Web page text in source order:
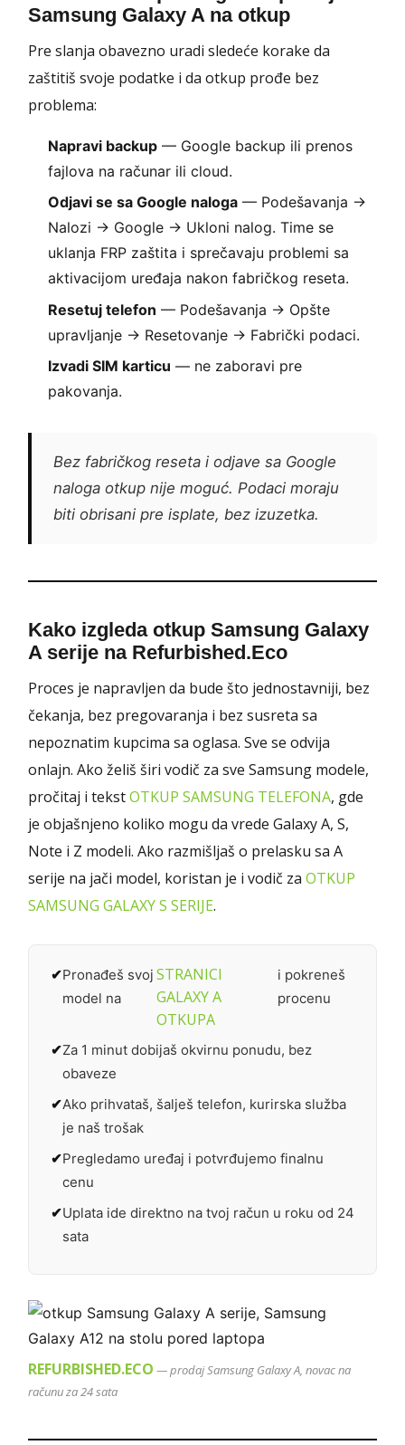
Samsung Galaxy A na otkup
Pre slanja obavezno uradi sledeće korake da
zaštitiš svoje podatke i da otkup prođe bez
problema:
Napravi backup — Google backup ili prenos
fajlova na računar ili cloud.
Odjavi se sa Google naloga — Podešavanja →
Nalozi → Google → Ukloni nalog. Time se
uklanja FRP zaštita i sprečavaju problemi sa
aktivacijom uređaja nakon fabričkog reseta.
Resetuj telefon — Podešavanja → Opšte
upravljanje → Resetovanje → Fabrički podaci.
Izvadi SIM karticu — ne zaboravi pre
pakovanja.
Bez fabričkog reseta i odjave sa Google
naloga otkup nije moguć. Podaci moraju
biti obrisani pre isplate, bez izuzetka.
Kako izgleda otkup Samsung Galaxy
A serije na Refurbished.Eco
Proces je napravljen da bude što jednostavniji, bez
čekanja, bez pregovaranja i bez susreta sa
nepoznatim kupcima sa oglasa. Sve se odvija
onlajn. Ako želiš širi vodič za sve Samsung modele,
pročitaj i tekstOTKUP SAMSUNG TELEFONA, gde
je objašnjeno koliko mogu da vrede Galaxy A, S,
Note i Z modeli. Ako razmišljaš o prelasku sa A
serije na jači model, koristan je i vodič za OTKUP
SAMSUNG GALAXY S SERIJE.
Pronađeš svoj
model na
STRANICI
GALAXY A
OTKUPA
i pokreneš
procenu
Za 1 minut dobijaš okvirnu ponudu, bez
obaveze
Ako prihvataš, šalješ telefon, kurirska služba
je naš trošak
Pregledamo uređaj i potvrđujemo finalnu
cenu
Uplata ide direktno na tvoj račun u roku od 24
sata
REFURBISHED.ECO — prodaj Samsung Galaxy A, novac na
računu za 24 sata